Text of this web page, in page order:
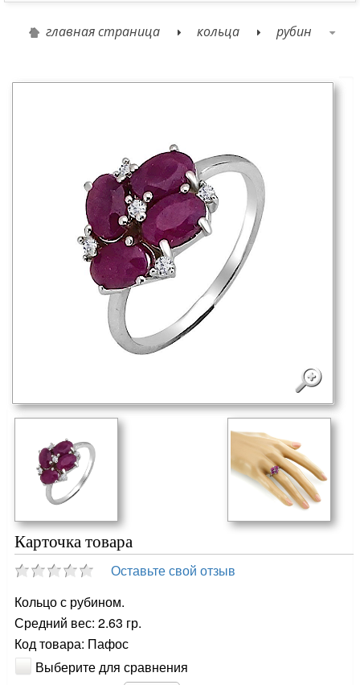
главная страница кольца рубин
Карточка товара
Оставьте свой отзыв
Кольцо с рубином.
Средний вес: 2.63 гр.
Код товара: Пафос
Выберите для сравнения